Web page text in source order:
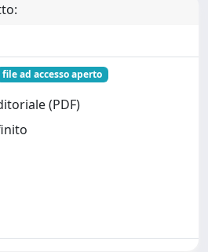
file ad accesso aperto
(PDF)